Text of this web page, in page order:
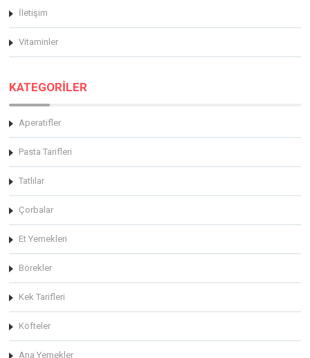
İletişim
Vitaminler
KATEGORİLER
Aperatifler
Pasta Tarifleri
Tatlılar
Çorbalar
Et Yemekleri
Börekler
Kek Tarifleri
Köfteler
Ana Yemekler